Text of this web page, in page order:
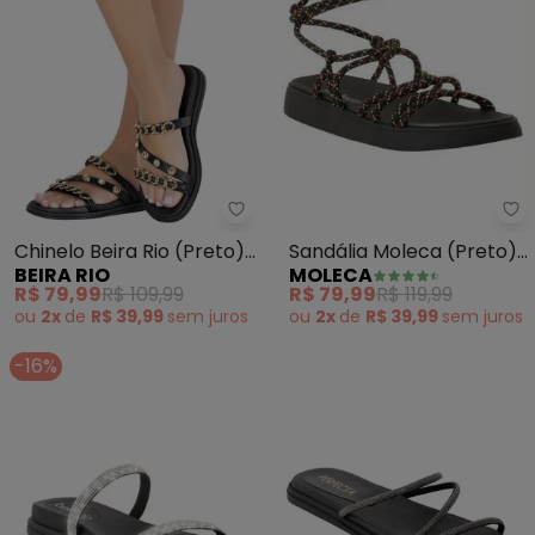
Beira Rio - Chinelo Beira Rio
Chinelo Beira Rio (Preto)
em Sintético
BEIRA RIO
R$ 79,99R$ 109,99
ou 2x de R$ 39,99 sem juros
Sandália Moleca (Preto)
em Sintético
MOLECA
R$ 79,99R$ 119,99
ou 2x de R$ 39,99 sem juros
-16%